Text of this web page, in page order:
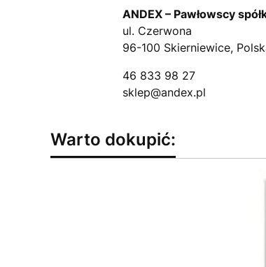
ANDEX – Pawłowscy
ul. Czerwona
96-100 Skierniewice,
46 833 98 27
sklep@andex.pl
Warto dokupić: